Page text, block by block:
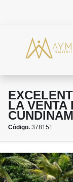
LA VENTA
Código. 378151